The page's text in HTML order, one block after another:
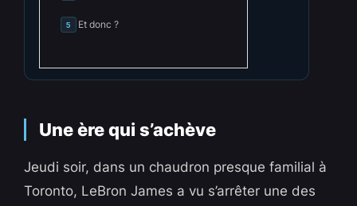
5 Et donc ?
Une ère qui s’achève
Jeudi soir, dans un chaudron presque familial à
Toronto, LeBron James a vu s’arrêter une des